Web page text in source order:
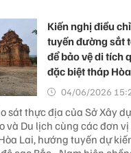
Kiến nghị điều
tuyến đường sắt
để bảo vệ di tích
đặc biệt tháp
04/06/2026
sát thực địa của Sở Xây
và Du lịch cùng các đơn
Lai, hướng tuyến dự